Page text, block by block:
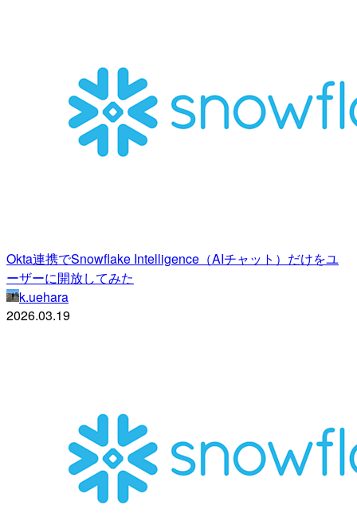
Okta連携でSnowflake Intelligence（AIチャット）だけをユ
ーザーに開放してみた
k.uehara
2026.03.19